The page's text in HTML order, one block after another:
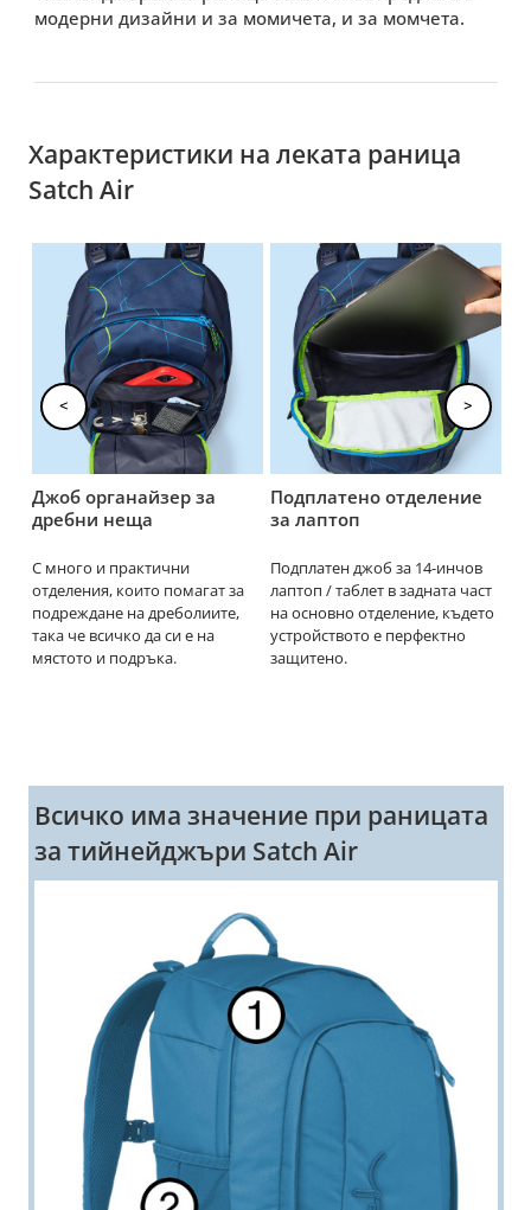
модерни дизайни и за момичета, и за момчета.
Характеристики на леката раница
Satch Air
<
Джоб органайзер за
дребни неща
С много и практични
отделения, които помагат за
подреждане на дреболиите,
така че всичко да си е на
мястото и подръка.
Подплатено отделение
за лаптоп
Подплатен джоб за 14-инчов
лаптоп / таблет в задната част
на основно отделение, където
устройството е перфектно
защитено.
>
Всичко има значение при раницата
за тийнейджъри Satch Air